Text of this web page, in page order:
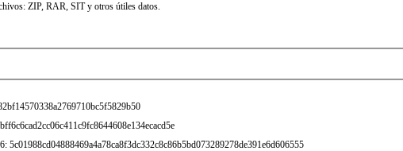
ZIP, RAR, SIT y otros útiles datos.
5c01988cd04888469a4a78ca8f3dc332c8c86b5bd073289278de391e6d606555